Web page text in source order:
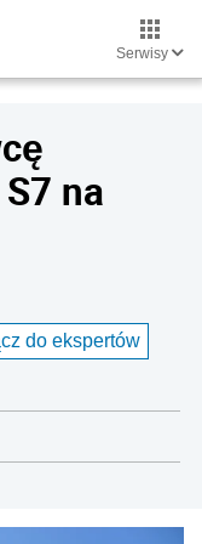
Serwisy
na
do ekspertów